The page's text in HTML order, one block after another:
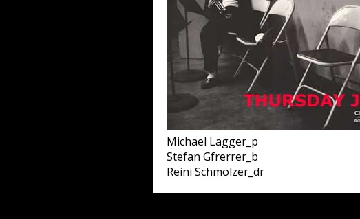
Michael Lagger_p
Stefan Gfrerrer_b
Reini Schmölzer_dr